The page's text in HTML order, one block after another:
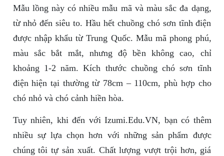
Mẫu lồng này có nhiều mẫu mã và màu sắc đa dạng,
từ nhỏ đến siêu to. Hầu hết chuồng chó sơn tĩnh điện
được nhập khẩu từ Trung Quốc. Mẫu mã phong phú,
màu sắc bắt mắt, nhưng độ bền không cao, chỉ
khoảng 1-2 năm. Kích thước chuồng chó sơn tĩnh
điện hiện tại thường từ 78cm – 110cm, phù hợp cho
chó nhỏ và chó cảnh hiền hòa.
Tuy nhiên, khi đến với Izumi.Edu.VN, bạn có thêm
nhiều sự lựa chọn hơn với những sản phẩm được
chúng tôi tự sản xuất. Chất lượng vượt trội hơn, giá